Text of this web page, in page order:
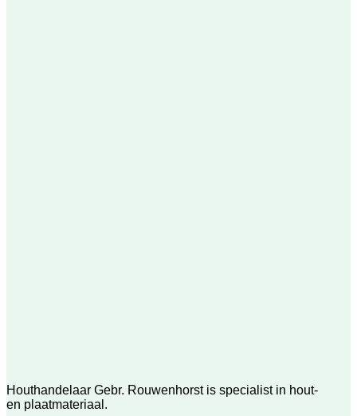
Houthandelaar Gebr. Rouwenhorst is specialist in hout-
en plaatmateriaal.